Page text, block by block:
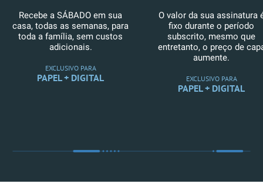
Recebe a SÁBADO em sua
casa, todas as semanas, para
toda a família, sem custos
adicionais.
EXCLUSIVO PARA
PAPEL + DIGITAL
O valor da sua assinatura
fixo durante o período
subscrito, mesmo que
entretanto, o preço de
aumente.
EXCLUSIVO PARA
PAPEL + DIGITAL